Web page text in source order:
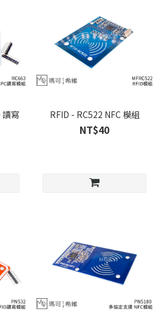
讀寫
RFID - RC522 NFC 模組
NT$40